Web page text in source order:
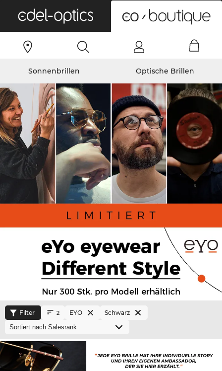
Sonnenbrillen Optische Brillen
Filter 2 EYO Schwarz